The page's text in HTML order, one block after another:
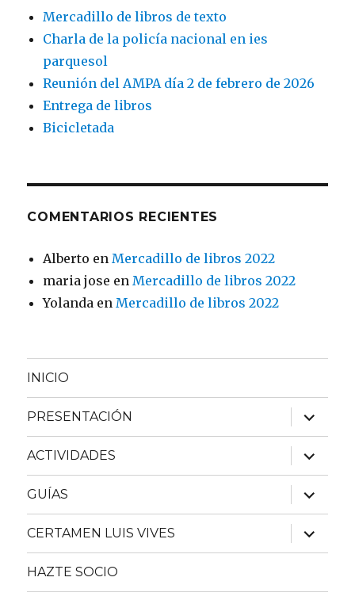
Mercadillo de libros de texto
Charla de la policía nacional en ies
parquesol
Reunión del AMPA día 2 de febrero de 2026
Entrega de libros
Bicicletada
COMENTARIOS RECIENTES
Alberto en Mercadillo de libros 2022
maria jose en Mercadillo de libros 2022
Yolanda en Mercadillo de libros 2022
INICIO
PRESENTACIÓN
expande
el
menú
inferior
ACTIVIDADES
expande
el
menú
inferior
GUÍAS
expande
el
menú
inferior
CERTAMEN LUIS VIVES
expande
el
menú
HAZTE SOCIO